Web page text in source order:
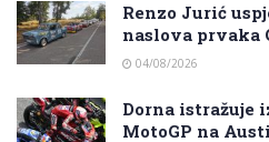
Renzo Jurić
naslova prvaka
04/08/2026
Dorna istražuje
MotoGP na